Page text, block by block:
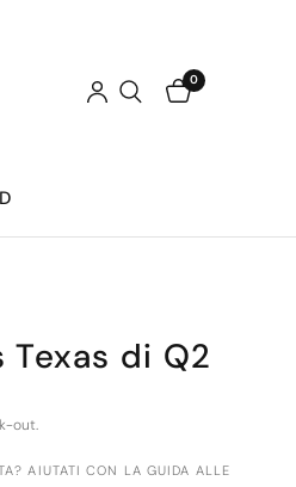
0
di Q2
out.
AIUTATI CON LA GUIDA ALLE